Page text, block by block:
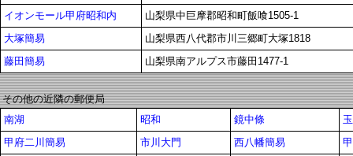
イオンモール甲府昭和内
山梨県中巨摩郡昭和町飯喰1505-1
大塚簡易
山梨県西八代郡市川三郷町大塚1818
藤田簡易
山梨県南アルプス市藤田1477-1
その他の近隣の郵便局
南湖
昭和 鏡中條
甲府二川簡易
市川大門 西八幡簡易